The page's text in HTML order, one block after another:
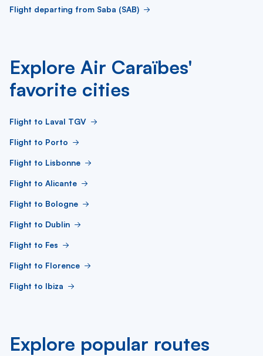
Flight departing from Saba (SAB)
Explore Air Caraïbes'
favorite cities
Flight to Laval TGV
Flight to Porto
Flight to Lisbonne
Flight to Alicante
Flight to Bologne
Flight to Dublin
Flight to Fes
Flight to Florence
Flight to Ibiza
Explore popular routes